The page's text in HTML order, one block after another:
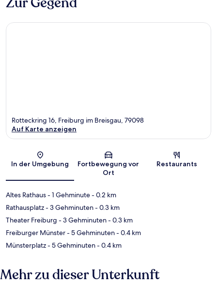
Karte
Rotteckring 16, Freiburg im Breisgau, 79098
Auf Karte anzeigen
In der Umgebung
Fortbewegung vor
Ort
Restaurants
Altes Rathaus- 1 Gehminute- 0.2 km
Rathausplatz- 3 Gehminuten- 0.3 km
Theater Freiburg - 3 Gehminuten- 0.3 km
Freiburger Münster- 5 Gehminuten- 0.4 km
Münsterplatz- 5 Gehminuten- 0.4 km
Mehr zu dieser Unterkunft